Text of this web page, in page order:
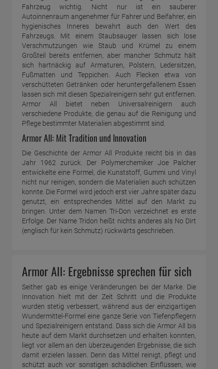
Fahrzeug wichtig. Nicht nur ist ein sauberer
Autoinnenraum angenehmer für Fahrer und Beifahrer, ein
hygienisches Inneres bewahrt auch den Wert des
Fahrzeugs. Mit einem Staubsauger lassen sich lose
Verschmutzungen wie Staub und Krümel zu einem
Großteil bereits entfernen, aber mancher Schmutz hält
sich hartnäckig auf Armaturen, Polstern, Ledersitzen,
Fußmatten und Teppichen. Auch Flecken etwa von
verschütteten Getränken oder heruntergefallenem Essen
lassen sich mit diesen Spezialreinigern sehr gut entfernen.
Armor All bietet neben Universalreinigern auch
verschiedene Produkte, die genau auf die Reinigung und
Pflege bestimmter Materialien abgestimmt sind.
Armor All: Mit Tradition und Innovation
Die Geschichte der Armor All Produkte reicht bis in das
Jahr 1962 zurück. Der Polymerchemiker Joe Palcher
entwickelte eine Formel, die Kunststoff, Gummi und Vinyl
nicht nur reinigen, sondern die Materialien auch schützen
konnte. Die Formel wird jedoch erst vier Jahre später dazu
genutzt, ein entsprechendes Mittel auf den Markt zu
bringen. Unter dem Namen Tri-Don verzeichnet es erste
Erfolge. Der Name Tridon heißt nichts anderes als No Dirt
(englisch für kein Schmutz) rückwärts geschrieben.
Armor All: Ergebnisse sprechen für sich
Seither gab es einige Veränderungen bei der Marke. Die
Innovation hielt mit der Zeit Schritt und die Produkte
wurden stetig verbessert, während aus der einzigartigen
Wundermittel-Formel eine ganze Serie von Tiefenpflegern
und Spezialreinigern entstand. Dass sich die Armor All bis
heute auf dem Markt durchsetzen und erhalten konnten,
liegt vor allem an den überzeugenden Ergebnisse, die sich
damit erzielen lassen. Denn das Mittel reinigt, pflegt und
schützt auch vor sonstigen schädlichen Einflüssen, wie